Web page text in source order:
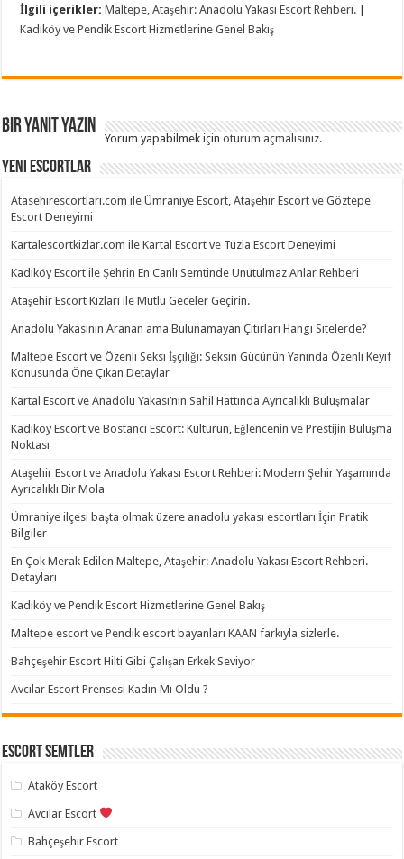
İlgili içerikler: Maltepe, Ataşehir: Anadolu Yakası Escort Rehberi.
Kadıköy ve Pendik Escort Hizmetlerine Genel Bakış
Bir yanıt yazın
Yorum yapabilmek içinoturum açmalısınız.
Yeni Escortlar
Atasehirescortlari.com ile Ümraniye Escort, Ataşehir Escort ve Göztepe
Escort Deneyimi
Kartalescortkizlar.com ile Kartal Escort ve Tuzla Escort Deneyimi
Kadıköy Escort ile Şehrin En Canlı Semtinde Unutulmaz Anlar Rehberi
Ataşehir Escort Kızları ile Mutlu Geceler Geçirin.
Anadolu Yakasının Aranan ama Bulunamayan Çıtırları Hangi Sitelerde?
Maltepe Escort ve Özenli Seksi İşçiliği: Seksin Gücünün Yanında Özenli Keyif
Konusunda Öne Çıkan Detaylar
Kartal Escort ve Anadolu Yakası’nın Sahil Hattında Ayrıcalıklı Buluşmalar
Kadıköy Escort ve Bostancı Escort: Kültürün, Eğlencenin ve Prestijin Buluşma
Noktası
Ataşehir Escort ve Anadolu Yakası Escort Rehberi: Modern Şehir Yaşamında
Ayrıcalıklı Bir Mola
Ümraniye ilçesi başta olmak üzere anadolu yakası escortları İçin Pratik
Bilgiler
En Çok Merak Edilen Maltepe, Ataşehir: Anadolu Yakası Escort Rehberi.
Detayları
Kadıköy ve Pendik Escort Hizmetlerine Genel Bakış
Maltepe escort ve Pendik escort bayanları KAAN farkıyla sizlerle.
Bahçeşehir Escort Hilti Gibi Çalışan Erkek Seviyor
Avcılar Escort Prensesi Kadın Mı Oldu ?
Escort Semtler
Ataköy Escort
Avcılar Escort
Bahçeşehir Escort